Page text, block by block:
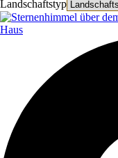
Landschaftstyp